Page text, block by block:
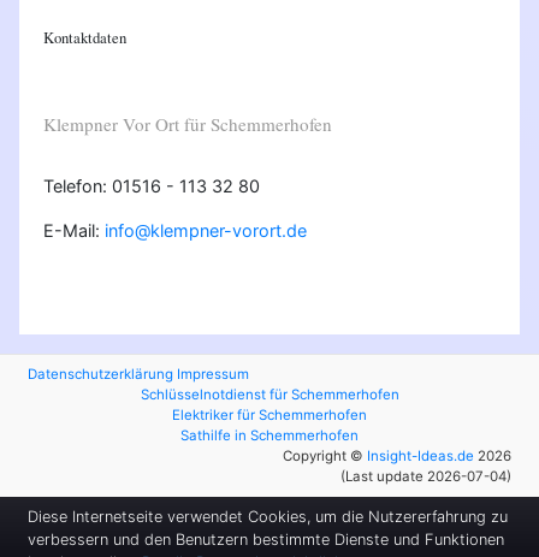
Kontaktdaten
Klempner Vor Ort für Schemmerhofen
Telefon: 01516 - 113 32 80
E-Mail: info@klempner-vorort.de
Datenschutzerklärung Impressum
Schlüsselnotdienst für Schemmerhofen
Elektriker für Schemmerhofen
Sathilfe in Schemmerhofen
Copyright © Insight-Ideas.de 2026
(Last update 2026-07-04)
Diese Internetseite verwendet Cookies, um die Nutzererfahrung zu
verbessern und den Benutzern bestimmte Dienste und Funktionen